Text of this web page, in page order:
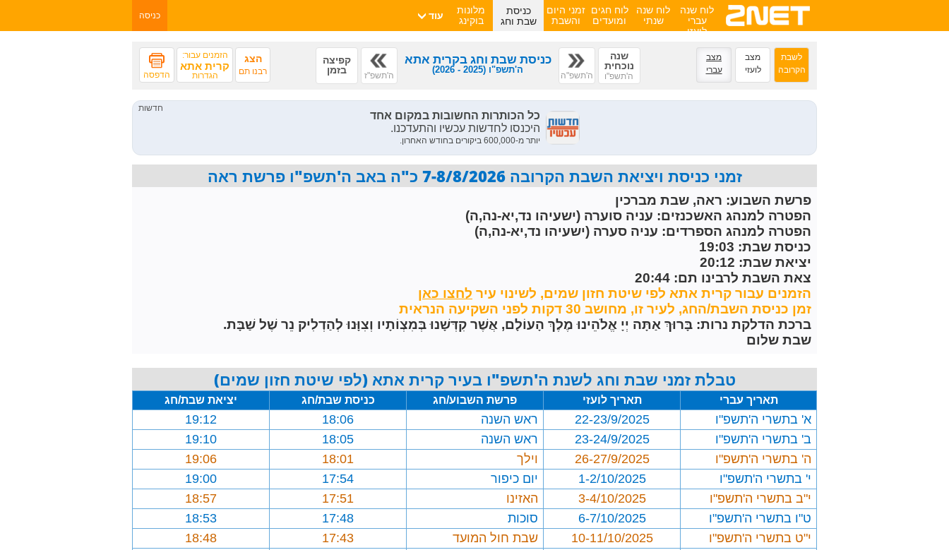
לוח שנה
עברי
לועזי
לוח שנה
שנתי
לוח חגים
ומועדים
זמני היום
והשבת
כניסת
שבת וחג
מלונות
בוקינג
עוד כניסה
לשבת
הקרובה
מצב
לועזי
מצב
עברי
הצג
רבנו תם
הזמנים עבור:
קרית אתא
הגדרות הדפסה
שנה
נוכחית
ה'תשפ"ו ה'תשפ"ה
כניסת שבת וחג בקרית אתא
ה'תשפ"ו (2025 - 2026)
ה'תשפ"ז
קפיצה
בזמן
זמני כניסת ויציאת השבת הקרובה 7-8/8/2026 כ"ה באב ה'תשפ"ו פרשת ראה
פרשת השבוע: ראה, שבת מברכין
הפטרה למנהג האשכנזים: עניה סוערה (ישעיהו נד,יא-נה,ה)
הפטרה למנהג הספרדים: עניה סערה (ישעיהו נד,יא-נה,ה)
כניסת שבת: 19:03
יציאת שבת: 20:12
צאת השבת לרבינו תם: 20:44
הזמנים עבור קרית אתא לפי שיטת חזון שמים, לשינוי עיר
זמן כניסת השבת/החג, לעיר זו, מחושב 30 דקות לפני השקיעה הנראית
ברכת הדלקת נרות: בָּרוּךְ אַתָּה יְיָ אֱלֹהֵינוּ מֶלֶךְ הָעוֹלָם, אֲשֶׁר קִדְּשָׁנוּ בְּמִצְוֹתָיו וְצִוָּנוּ לְהַדְלִיק נֵר שֶׁל שַׁבָּת.
שבת שלום
טבלת זמני שבת וחג לשנת ה'תשפ"ו בעיר קרית אתא (לפי שיטת חזון שמים)
תאריך עברי תאריך לועזי פרשת השבוע/חג כניסת שבת/חג יציאת שבת/חג
א' בתשרי ה'תשפ"ו 22-23/9/2025 ראש השנה 18:06
19:12
ב' בתשרי ה'תשפ"ו
23-24/9/2025 ראש השנה 18:05
19:10
ה' בתשרי ה'תשפ"ו
26-27/9/2025 וילך 18:01
19:06
י' בתשרי ה'תשפ"ו
1-2/10/2025 יום כיפור 17:54
19:00
י"ב בתשרי ה'תשפ"ו
3-4/10/2025 האזינו 17:51
18:57
ט"ו בתשרי ה'תשפ"ו
6-7/10/2025 סוכות 17:48
18:53
י"ט בתשרי ה'תשפ"ו
10-11/10/2025 שבת חול המועד 17:43
18:48